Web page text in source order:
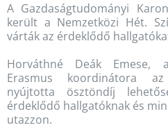
A Gazdaságtudományi
került a Nemzetközi Hét.
várták az érdeklődő
Horváthné Deák Emese,
Erasmus koordinátora
nyújtotta ösztöndíj
érdeklődő hallgatóknak és
utazzon.